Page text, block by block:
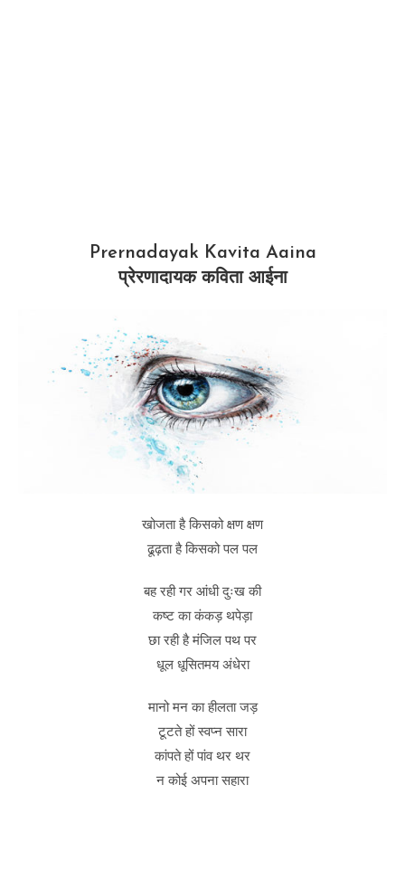
Prernadayak Kavita Aaina
प्रेरणादायक कविता आईना
खोजता है किसको क्षण क्षण
ढूढ़ता है किसको पल पल
बह रही गर आंधी दुःख की
कष्ट का कंकड़ थपेड़ा
छा रही है मंजिल पथ पर
धूल धूसितमय अंधेरा
मानो मन का हीलता जड़
टूटते हों स्वप्न सारा
कांपते हों पांव थर थर
न कोई अपना सहारा